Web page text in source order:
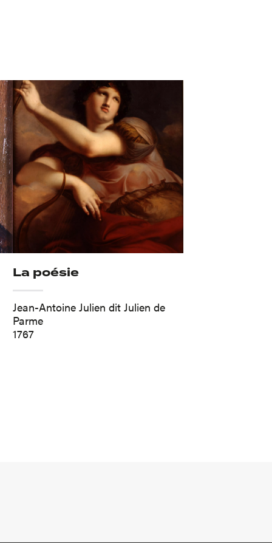
du XVème siècle
le musée
à Colmar
2 mai 2024
23 septembre 2024
La poésie
Jean-Antoine Julien dit Julien de
Parme
1767